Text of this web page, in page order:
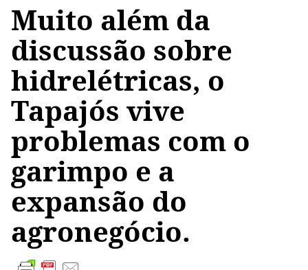
Muito além da
discussão sobre
hidrelétricas, o
Tapajós vive
problemas com o
garimpo e a
expansão do
agronegócio.